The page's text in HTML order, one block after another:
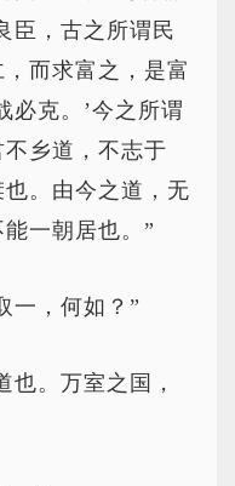
臣，古之所谓民
，而求富之，是富
必克。’今之所谓
乡道，不志于
。由今之道，无
一朝居也。”
一，何如？”
也。万室之国，